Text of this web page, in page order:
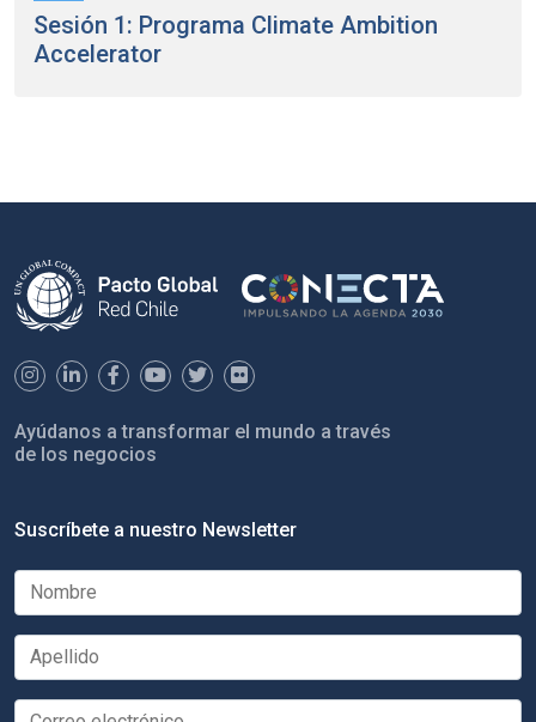
Sesión 1: Programa Climate Ambition
Accelerator
Ayúdanos a transformar el mundo a través
de los negocios
Suscríbete a nuestro Newsletter